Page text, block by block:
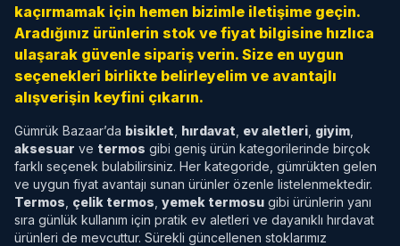
kaçırmamak için hemen bizimle iletişime geçin.
Aradığınız ürünlerin stok ve fiyat bilgisine hızlıca
ulaşarak güvenle sipariş verin. Size en uygun
seçenekleri birlikte belirleyelim ve avantajlı
alışverişin keyfini çıkarın.
Gümrük Bazaar’da bisiklet hırdavat ev aletleri giyim
aksesuar ve termos gibi geniş ürün kategorilerinde birçok
farklı seçenek bulabilirsiniz. Her kategoride, gümrükten gelen
ve uygun fiyat avantajı sunan ürünler özenle listelenmektedir.
Termos çelik termos yemek termosu gibi ürünlerin yanı
sıra günlük kullanım için pratik ev aletleri ve dayanıklı hırdavat
ürünleri de mevcuttur. Sürekli güncellenen stoklarımız